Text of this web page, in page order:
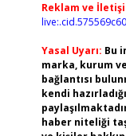
Reklam ve
Yasal Uyarı: Bu
marka, kurum
bağlantısı
kendi
haber niteliği